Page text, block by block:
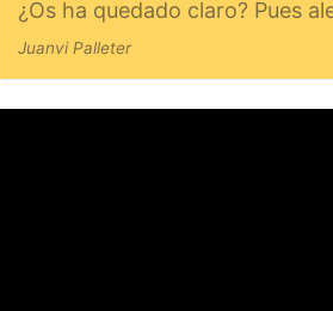
¿Os ha quedado claro? Pues
Juanvi Palleter